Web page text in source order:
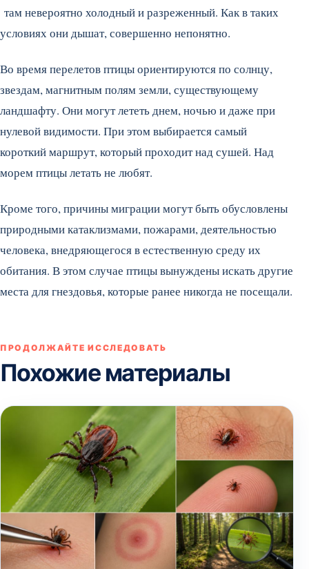
там невероятно холодный и разреженный. Как в таких
условиях они дышат, совершенно непонятно.
Во время перелетов птицы ориентируются по солнцу,
звездам, магнитным полям земли, существующему
ландшафту. Они могут лететь днем, ночью и даже при
нулевой видимости. При этом выбирается самый
короткий маршрут, который проходит над сушей. Над
морем птицы летать не любят.
Кроме того, причины миграции могут быть обусловлены
природными катаклизмами, пожарами, деятельностью
человека, внедряющегося в естественную среду их
обитания. В этом случае птицы вынуждены искать другие
места для гнездовья, которые ранее никогда не посещали.
ПРОДОЛЖАЙТЕ ИССЛЕДОВАТЬ
Похожие материалы